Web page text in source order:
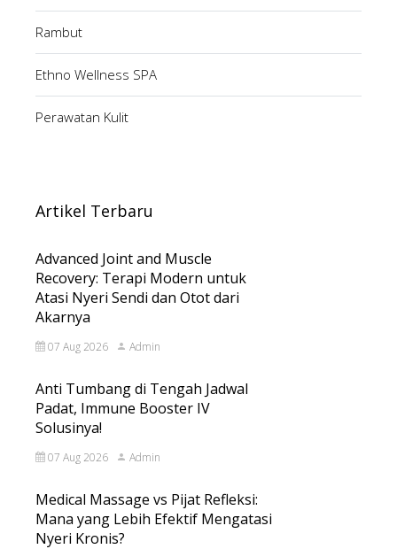
Rambut
Ethno Wellness SPA
Perawatan Kulit
Artikel Terbaru
Advanced Joint and Muscle
Recovery: Terapi Modern untuk
Atasi Nyeri Sendi dan Otot dari
Akarnya
07 Aug 2026 Admin
Anti Tumbang di Tengah Jadwal
Padat, Immune Booster IV
Solusinya!
07 Aug 2026 Admin
Medical Massage vs Pijat Refleksi:
Mana yang Lebih Efektif Mengatasi
Nyeri Kronis?